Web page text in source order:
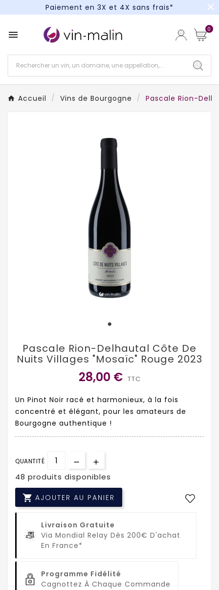
Paiement en 3X et 4X sans frais*
Paiement en 3X et 4X sans frais*
close
 0
Accueil Vins de Bourgogne Pascale Rion-
Pascale Rion-Delhautal Côte De
Nuits Villages "Mosaïc" Rouge 2023
28,00 € TTC
Un Pinot Noir racé et harmonieux, à la fois
concentré et élégant, pour les amateurs de
Bourgogne authentique !
QUANTITÉ
48 produits disponibles
 AJOUTER AU PANIER
Livraison Gratuite
Via Mondial Relay Dès 200€ D'achat
En France*
Programme Fidélité
Cagnottez À Chaque Commande